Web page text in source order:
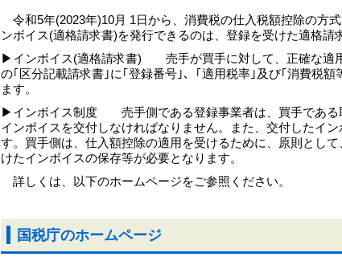
令和5年(2023年)10月 1日から、消費税の仕入税額控除の方
ンボイス(適格請求書)を発行できるのは、登録を受けた適格請
▶インボイス(適格請求書) 売手が買手に対して、正確な適
の｢区分記載請求書｣に｢登録番号｣、｢適用税率｣及び｢消費税
ます。
▶インボイス制度 売手側である登録事業者は、買手である
インボイスを交付しなければなりません。また、交付したイ
す。買手側は、仕入額控除の適用を受けるために、原則とし
けたインボイスの保存等が必要となります。
詳しくは、以下のホームページをご参照ください。
国税庁のホームページ